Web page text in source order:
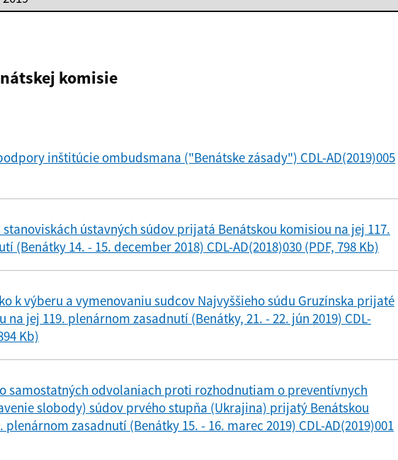
komisie
inštitúcie ombudsmana ("Benátske zásady") CDL-AD(2019)005
ústavných súdov prijatá Benátskou komisiou na jej 117.
(Benátky 14. - 15. december 2018) CDL-AD(2018)030 (PDF, 798 Kb)
k výberu a vymenovaniu sudcov Najvyššieho súdu Gruzínska prijaté
na jej 119. plenárnom zasadnutí (Benátky, 21. - 22. jún 2019) CDL-
Kb)
samostatných odvolaniach proti rozhodnutiam o preventívnych
slobody) súdov prvého stupňa (Ukrajina) prijatý Benátskou
zasadnutí (Benátky 15. - 16. marec 2019) CDL-AD(2019)001